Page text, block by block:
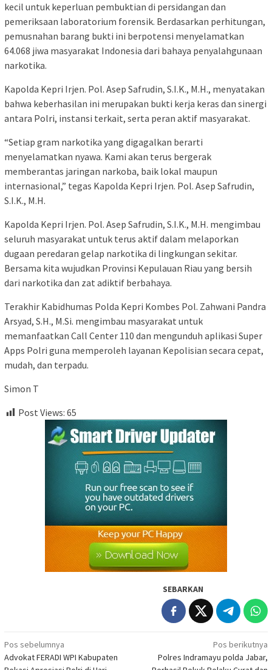
kecil untuk keperluan pembuktian di persidangan dan
pemeriksaan laboratorium forensik. Berdasarkan perhitungan,
pemusnahan barang bukti ini berpotensi menyelamatkan
64.068 jiwa masyarakat Indonesia dari bahaya penyalahgunaan
narkotika.
Kapolda Kepri Irjen. Pol. Asep Safrudin, S.I.K., M.H., menyatakan
bahwa keberhasilan ini merupakan bukti kerja keras dan sinergi
antara Polri, instansi terkait, serta peran aktif masyarakat.
“Setiap gram narkotika yang digagalkan berarti
menyelamatkan nyawa. Kami akan terus bergerak
memberantas jaringan narkoba, baik lokal maupun
internasional,” tegas Kapolda Kepri Irjen. Pol. Asep Safrudin,
S.I.K., M.H.
Kapolda Kepri Irjen. Pol. Asep Safrudin, S.I.K., M.H. mengimbau
seluruh masyarakat untuk terus aktif dalam melaporkan
dugaan peredaran gelap narkotika di lingkungan sekitar.
Bersama kita wujudkan Provinsi Kepulauan Riau yang bersih
dari narkotika dan zat adiktif berbahaya.
Terakhir Kabidhumas Polda Kepri Kombes Pol. Zahwani Pandra
Arsyad, S.H., M.Si. mengimbau masyarakat untuk
memanfaatkan Call Center 110 dan mengunduh aplikasi Super
Apps Polri guna memperoleh layanan Kepolisian secara cepat,
mudah, dan terpadu.
Simon T
Post Views: 65
SEBARKAN
Navigasi
pos
Pos sebelumnya
Advokat FERADI WPI Kabupaten
Pos berikutnya
Polres Indramayu polda Jabar,